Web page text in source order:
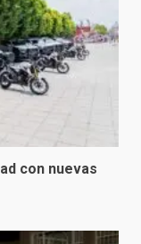
con nuevas